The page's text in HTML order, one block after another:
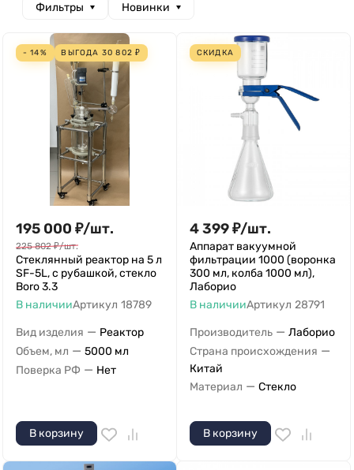
Фильтры Новинки
- 14% ВЫГОДА 30 802 ₽
195 000 ₽/шт.
225 802 ₽/шт.
Стеклянный реактор на 5 л​
SF-5L, с рубашкой, стекло
Boro 3.3
В наличииАртикул 18789
Вид изделия — Реактор
Объем, мл — 5000 мл
Поверка РФ — Нет
В корзину
СКИДКА
4 399₽/шт.
Аппарат вакуумной
фильтрации 1000 (воронка
300 мл, колба 1000 мл),
Лаборио
В наличииАртикул 28791
Производитель — Лаборио
Страна происхождения —
Китай
Материал — Стекло
В корзину